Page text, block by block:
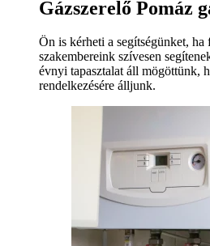
Gázszerelő Pomáz
Ön is kérheti a segítségünket,
szakembereink szívesen
évnyi tapasztalat áll mögöttünk,
rendelkezésére álljunk.